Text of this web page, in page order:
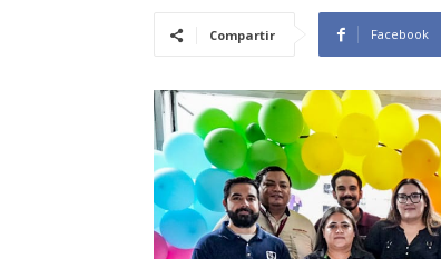
Compartir Facebook